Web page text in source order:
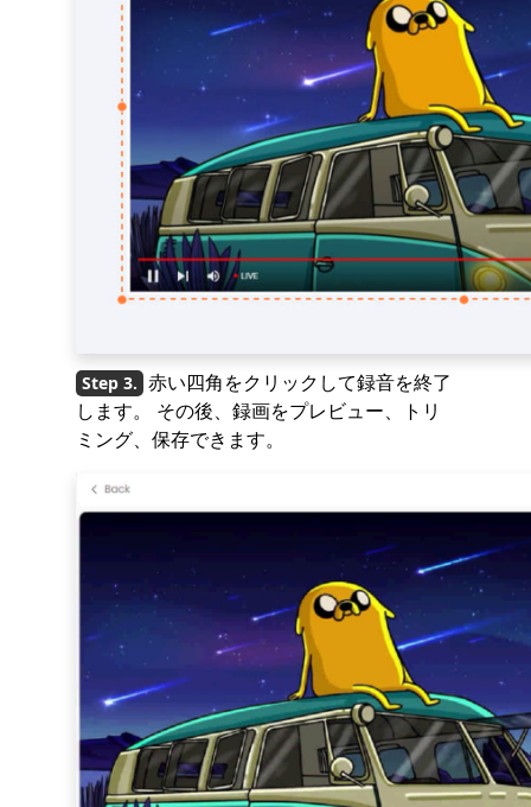
赤い四角をクリックして録音を終了
します。 その後、録画をプレビュー、トリ
ミング、保存できます。